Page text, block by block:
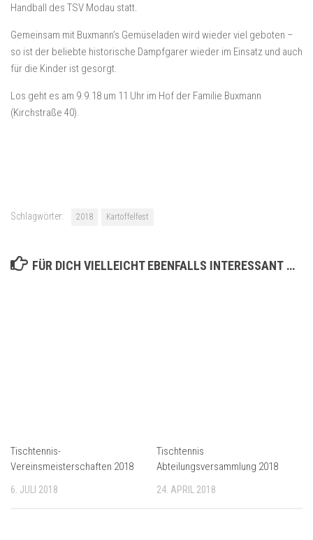
Handball des TSV Modau statt.
Gemeinsam mit Buxmann’s Gemüseladen wird wieder viel geboten –
so ist der beliebte historische Dampfgarer wieder im Einsatz und auch
für die Kinder ist gesorgt.
Los geht es am 9.9.18 um 11 Uhr im Hof der Familie Buxmann
(Kirchstraße 40).
Schlagwörter: 2018 Kartoffelfest
FÜR DICH VIELLEICHT EBENFALLS INTERESSANT …
Tischtennis-
Vereinsmeisterschaften 2018
6. JULI 2018
Tischtennis
Abteilungsversammlung 2018
24. APRIL 2018